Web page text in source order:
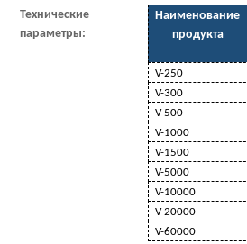
Технические
параметры:
Наименование
продукта
V-250
V-300
V-500
V-1000
V-1500
V-5000
V-10000
V-20000
V-60000